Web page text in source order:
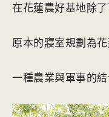
在花蓮農好基地除
原本的寢室規劃為
一種農業與軍事的